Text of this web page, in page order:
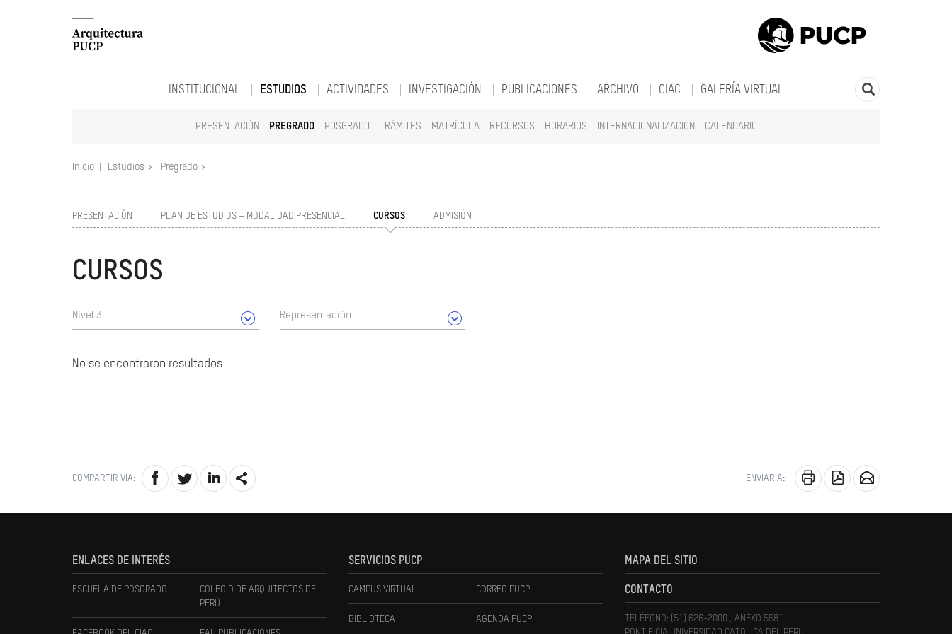
INSTITUCIONAL ESTUDIOS
PRESENTACIÓN PREGRADO POSGRADO TRÁMITES MATRÍCULA RECURSOS HORARIOS INTERNACIONALIZACIÓN CALENDARIO
ACTIVIDADES INVESTIGACIÓN PUBLICACIONES ARCHIVO CIAC GALERÍA VIRTUAL
Inicio Estudios Pregrado
PRESENTACIÓN PLAN DE ESTUDIOS – MODALIDAD PRESENCIAL CURSOS ADMISIÓN
CURSOS
Nivel 3 Representación
No se encontraron resultados
COMPARTIR VÍA: ENVIAR A:
ENLACES DE INTERÉS
ESCUELA DE POSGRADO
COLEGIO DE ARQUITECTOS DEL
PERÚ
SERVICIOS PUCP
CAMPUS VIRTUAL CORREO PUCP
BIBLIOTECA AGENDA PUCP
MAPA DEL SITIO
CONTACTO
TELÉFONO: (51) 626-2000 , ANEXO 5581